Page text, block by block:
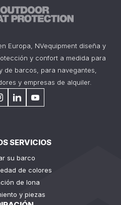
Europa, NVequipment diseña y
y confort a medida para
de barcos, para navegantes,
y empresas de alquiler.
SERVICIOS
su barco
de colores
de lona
y piezas